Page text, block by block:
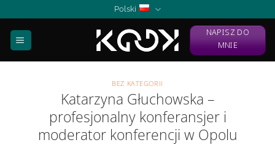
content
Polski
NAPISZ DO
MNIE
BEZ KATEGORII
Katarzyna Głuchowska –
profesjonalny konferansjer i
moderator konferencji w Opolu